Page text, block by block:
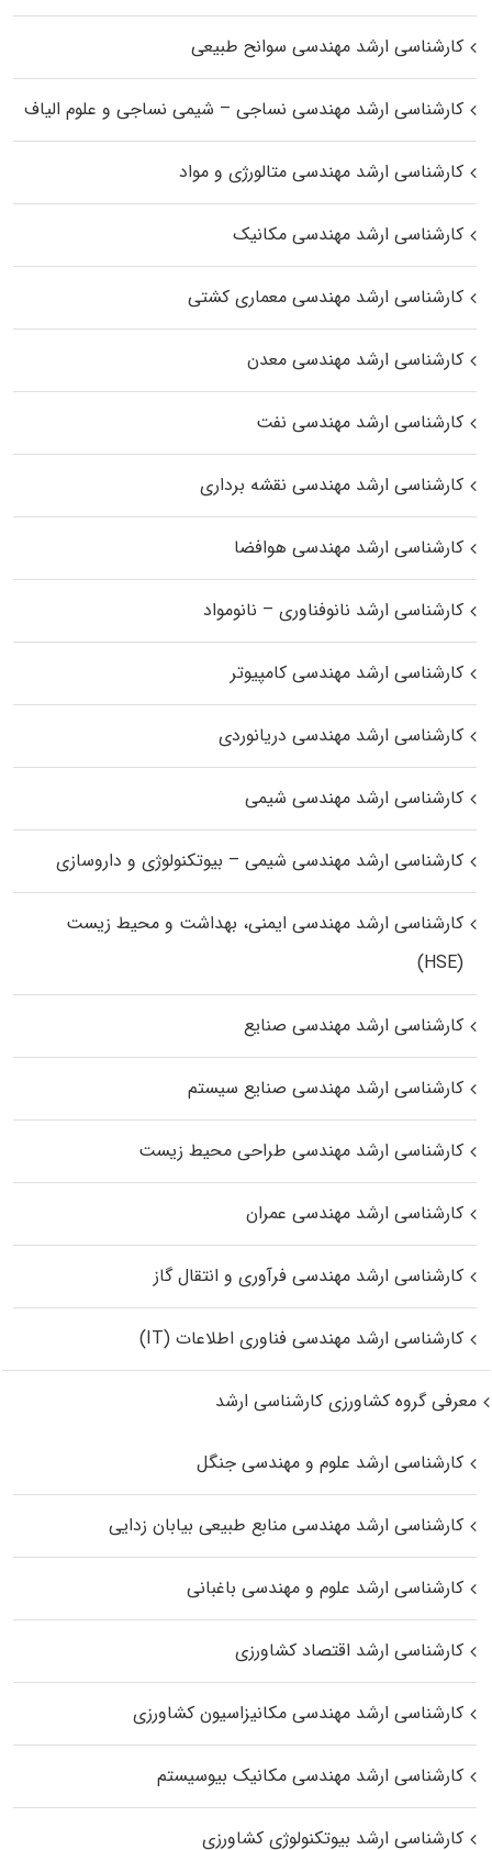
کارشناسی ارشد مهندسی سوانح طبیعی
کارشناسی ارشد مهندسی نساجی – شیمی نساجی و علوم الیاف
کارشناسی ارشد مهندسی متالورژی و مواد
کارشناسی ارشد مهندسی مکانیک
کارشناسی ارشد مهندسی معماری کشتی
کارشناسی ارشد مهندسی معدن
کارشناسی ارشد مهندسی نفت
کارشناسی ارشد مهندسی نقشه برداری
کارشناسی ارشد مهندسی هوافضا
کارشناسی ارشد نانوفناوری – نانومواد
کارشناسی ارشد مهندسی کامپیوتر
کارشناسی ارشد مهندسی دریانوردی
کارشناسی ارشد مهندسی شیمی
کارشناسی ارشد مهندسی شیمی – بیوتکنولوژی و داروسازی
کارشناسی ارشد مهندسی ایمنی، بهداشت و محیط زیست
(HSE)
کارشناسی ارشد مهندسی صنایع
کارشناسی ارشد مهندسی صنایع سیستم
کارشناسی ارشد مهندسی طراحی محیط زیست
کارشناسی ارشد مهندسی عمران
کارشناسی ارشد مهندسی فرآوری و انتقال گاز
کارشناسی ارشد مهندسی فناوری اطلاعات (IT)
معرفی گروه کشاورزی کارشناسی ارشد
کارشناسی ارشد علوم و مهندسی جنگل
کارشناسی ارشد مهندسی منابع طبیعی بیابان زدایی
کارشناسی ارشد علوم و مهندسی باغبانی
کارشناسی ارشد اقتصاد کشاورزی
کارشناسی ارشد مهندسی مکانیزاسیون کشاورزی
کارشناسی ارشد مهندسی مکانیک بیوسیستم
کارشناسی ارشد بیوتکنولوژی کشاورزی